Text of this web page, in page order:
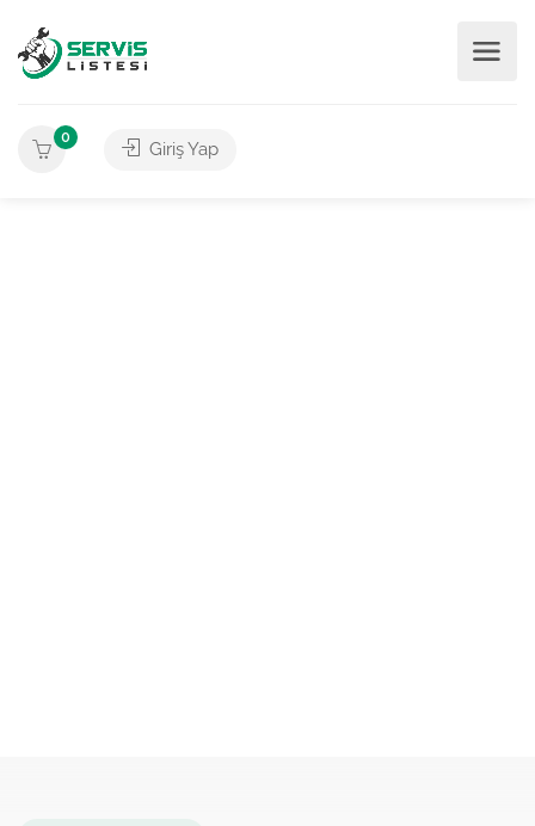
0
Giriş Yap